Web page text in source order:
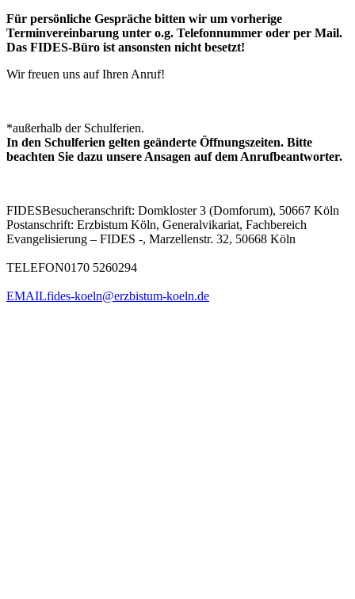
Für persönliche Gespräche bitten wir um vorherige
Terminvereinbarung unter o.g. Telefonnummer oder per Mail.
Das FIDES-Büro ist ansonsten nicht besetzt!
Wir freuen uns auf Ihren Anruf!
*außerhalb der Schulferien.
In den Schulferien gelten geänderte Öffnungszeiten. Bitte
beachten Sie dazu unsere Ansagen auf dem Anrufbeantworter.
FIDESBesucheranschrift: Domkloster 3 (Domforum), 50667 Köln
Postanschrift: Erzbistum Köln, Generalvikariat, Fachbereich
Evangelisierung – FIDES -, Marzellenstr. 32, 50668 Köln
TELEFON0170 5260294
EMAILfides-koeln@erzbistum-koeln.de